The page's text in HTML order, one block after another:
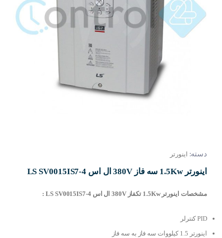
دسته: اینورتر
اینورتر 1.5Kw سه فاز 380V ال اس LS SV0015IS7-4
مشخصات اینورتر 1.5Kw تکفاز 380V ال اس LS SV0015IS7-4 :
PID کنترلر
اینورتر 1.5 کیلووات سه فاز به سه فاز